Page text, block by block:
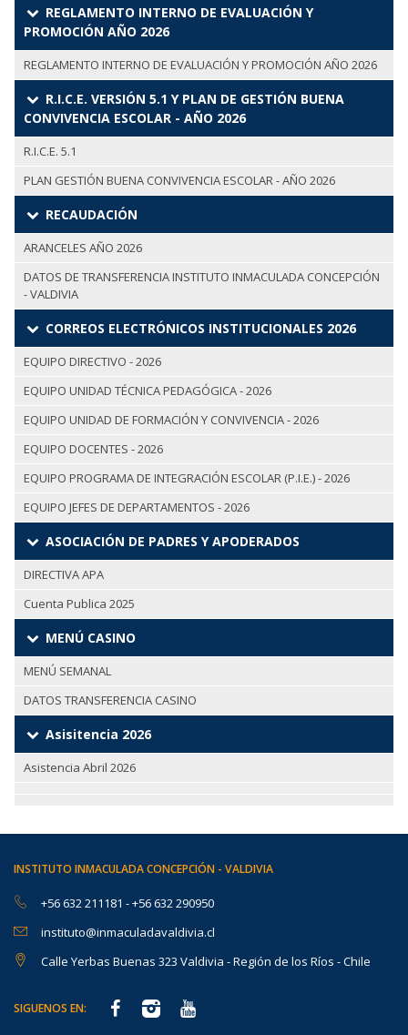
REGLAMENTO INTERNO DE EVALUACIÓN Y
PROMOCIÓN AÑO 2026
REGLAMENTO INTERNO DE EVALUACIÓN Y PROMOCIÓN AÑO 2026
R.I.C.E. VERSIÓN 5.1 Y PLAN DE GESTIÓN BUENA
CONVIVENCIA ESCOLAR - AÑO 2026
R.I.C.E. 5.1
PLAN GESTIÓN BUENA CONVIVENCIA ESCOLAR - AÑO 2026
RECAUDACIÓN
ARANCELES AÑO 2026
DATOS DE TRANSFERENCIA INSTITUTO INMACULADA CONCEPCIÓN
- VALDIVIA
CORREOS ELECTRÓNICOS INSTITUCIONALES 2026
EQUIPO DIRECTIVO - 2026
EQUIPO UNIDAD TÉCNICA PEDAGÓGICA - 2026
EQUIPO UNIDAD DE FORMACIÓN Y CONVIVENCIA - 2026
EQUIPO DOCENTES - 2026
EQUIPO PROGRAMA DE INTEGRACIÓN ESCOLAR (P.I.E.) - 2026
EQUIPO JEFES DE DEPARTAMENTOS - 2026
ASOCIACIÓN DE PADRES Y APODERADOS
DIRECTIVA APA
Cuenta Publica 2025
MENÚ CASINO
MENÚ SEMANAL
DATOS TRANSFERENCIA CASINO
Asisitencia 2026
Asistencia Abril 2026
INSTITUTO INMACULADA CONCEPCIÓN - VALDIVIA
+56 632 211181 -+56 632 290950
instituto@inmaculadavaldivia.cl
Calle Yerbas Buenas 323 Valdivia - Región de los Ríos - Chile
SIGUENOS EN: